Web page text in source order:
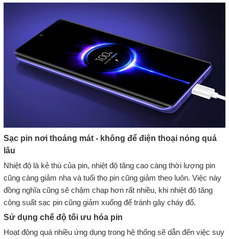
Sạc pin nơi thoáng mát - không để điện thoại nóng quá
lâu
Nhiệt độ là kẻ thù của pin, nhiệt độ tăng cao càng thời lượng pin
cũng càng giảm nha và tuổi thọ pin cũng giảm theo luôn. Việc này
đồng nghĩa cũng sẽ chậm chạp hơn rất nhiều, khi nhiệt độ tăng
công suất sạc pin cũng giảm xuống để tránh gây cháy đổ.
Sử dụng chế độ tối ưu hóa pin
Hoạt động quá nhiều ứng dụng trong hệ thống sẽ dẫn đến việc suy